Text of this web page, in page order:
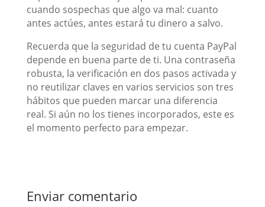
cuando sospechas que algo va mal: cuanto
antes actúes, antes estará tu dinero a salvo.
Recuerda que la seguridad de tu cuenta PayPal
depende en buena parte de ti. Una contraseña
robusta, la verificación en dos pasos activada y
no reutilizar claves en varios servicios son tres
hábitos que pueden marcar una diferencia
real. Si aún no los tienes incorporados, este es
el momento perfecto para empezar.
Enviar comentario